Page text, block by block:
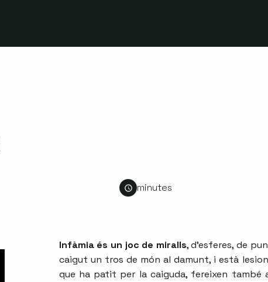
minutes
Infàmia és un joc de miralls, d’esferes, de
caigut un tros de món al damunt, i està
que ha patit per la caiguda, fereixen també